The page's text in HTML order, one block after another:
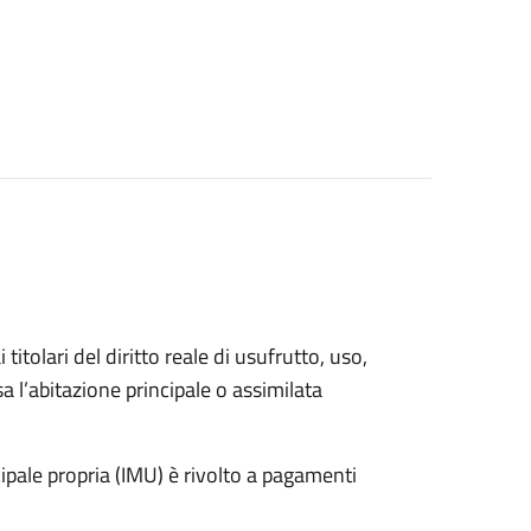
titolari del diritto reale di usufrutto, uso,
l’abitazione principale o assimilata
propria (IMU) è rivolto a pagamenti